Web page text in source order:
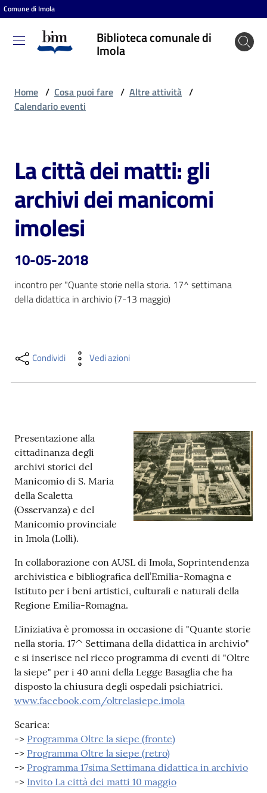
Vai al contenuto
Vai alla navigazione
Vai al footer
Comune di Imola
Biblioteca comunale di
Imola
Biblioteca
comunale
Cosa
puoi
fare
Scopri
contenuti
Casa
Piani
Archivio
storico
Decentrate
Patto
per
la
lettura
Seguici
su
Home / Cosa puoi fare / Altre attività /
Calendario eventi
Salta al contenuto
La città dei matti: gli
archivi dei manicomi
imolesi
10-05-2018
incontro per "Quante storie nella storia. 17^ settimana
della didattica in archivio (7-13 maggio)
Condividi Vedi azioni
Presentazione alla
cittadinanza degli
archivi storici del
Manicomio di S. Maria
della Scaletta
(Osservanza) e del
Manicomio provinciale
in Imola (Lolli).
In collaborazione con AUSL di Imola, Soprintendenza
archivistica e bibliografica dell’Emilia-Romagna e
Istituto per i beni artistici, culturali e naturali della
Regione Emilia-Romagna.
L'iniziativa è promossa in occasione di "Quante storie
nella storia. 17^ Settimana della didattica in archivio"
e si inserisce nel ricco programma di eventi di "Oltre
la siepe" per i 40 anni della Legge Basaglia che ha
disposto la chiusura degli ospedali psichiatrici.
www.facebook.com/oltrelasiepe.imola
Scarica:
-> Programma Oltre la siepe (fronte)
-> Programma Oltre la siepe (retro)
-> Programma 17sima Settimana didattica in archivio
-> Invito La città dei matti 10 maggio